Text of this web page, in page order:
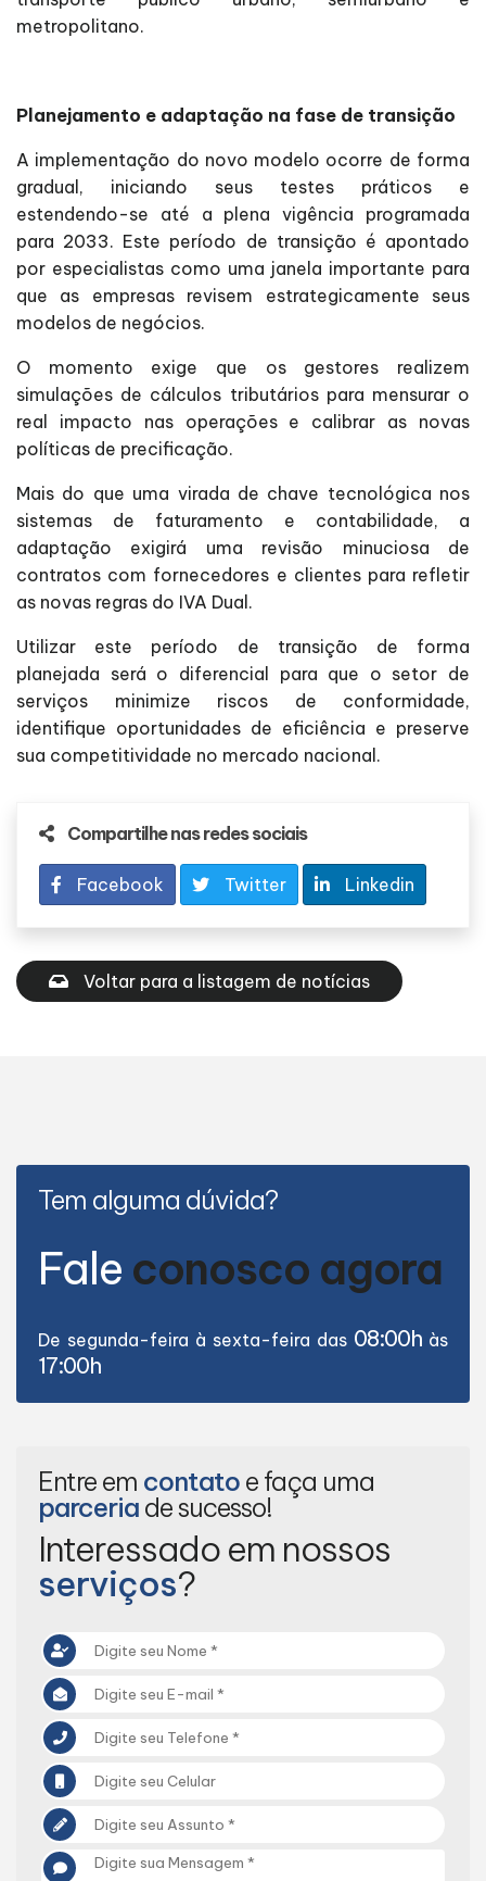
metropolitano.
Planejamento e adaptação na fase de transição
A implementação do novo modelo ocorre de forma
gradual, iniciando seus testes práticos e
estendendo-se até a plena vigência programada
para 2033. Este período de transição é apontado
por especialistas como uma janela importante para
que as empresas revisem estrategicamente seus
modelos de negócios.
O momento exige que os gestores realizem
simulações de cálculos tributários para mensurar o
real impacto nas operações e calibrar as novas
políticas de precificação.
Mais do que uma virada de chave tecnológica nos
sistemas de faturamento e contabilidade, a
adaptação exigirá uma revisão minuciosa de
contratos com fornecedores e clientes para refletir
as novas regras do IVA Dual.
Utilizar este período de transição de forma
planejada será o diferencial para que o setor de
serviços minimize riscos de conformidade,
identifique oportunidades de eficiência e preserve
sua competitividade no mercado nacional.
Compartilhe nas redes sociais
Facebook Twitter Linkedin
Voltar para a listagem de notícias
Tem alguma dúvida?
Fale conosco agora
De segunda-feira à sexta-feira das 08:00h às
17:00h
Entre em contato e faça uma
parceria de sucesso!
Interessado em nossos
serviços?